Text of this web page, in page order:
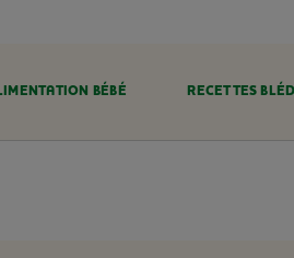
BÉBÉ RECETTES